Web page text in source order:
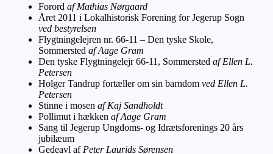
Forordaf Mathias Nørgaard
Året 2011 i Lokalhistorisk Forening for Jegerup Sogn
ved bestyrelsen
Flygtningelejren nr. 66-11 – Den tyske Skole,
Sommerstedaf Aage Gram
Den tyske Flygtningelejr 66-11, Sommerstedaf Ellen L.
Petersen
Holger Tandrup fortæller om sin barndomved Ellen L.
Petersen
Stinne i mosenaf Kaj Sandholdt
Pollimut i hækkenaf Aage Gram
Sang til Jegerup Ungdoms- og Idrætsforenings 20 års
jubilæum
Gedeavl af Peter Laurids Sørensen